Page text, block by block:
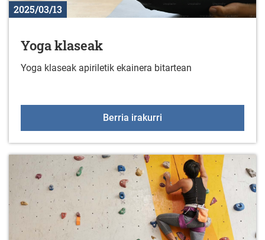
2025/03/13
Yoga klaseak
Yoga klaseak apiriletik ekainera bitartean
Berria irakurri